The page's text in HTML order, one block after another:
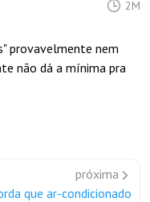
2M
provavelmente nem
não dá a mínima pra
próxima
que ar-condicionado